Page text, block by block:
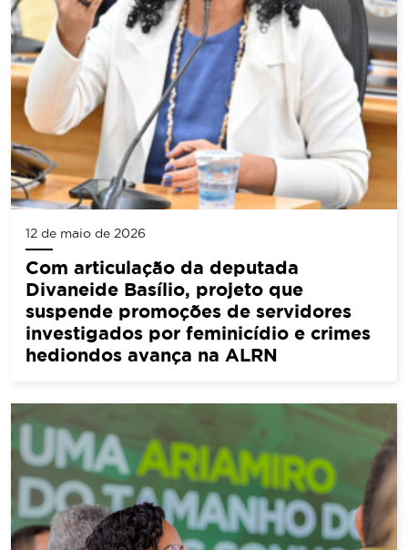
12 de maio de 2026
Com articulação da deputada
Divaneide Basílio, projeto que
suspende promoções de servidores
investigados por feminicídio e crimes
hediondos avança na ALRN